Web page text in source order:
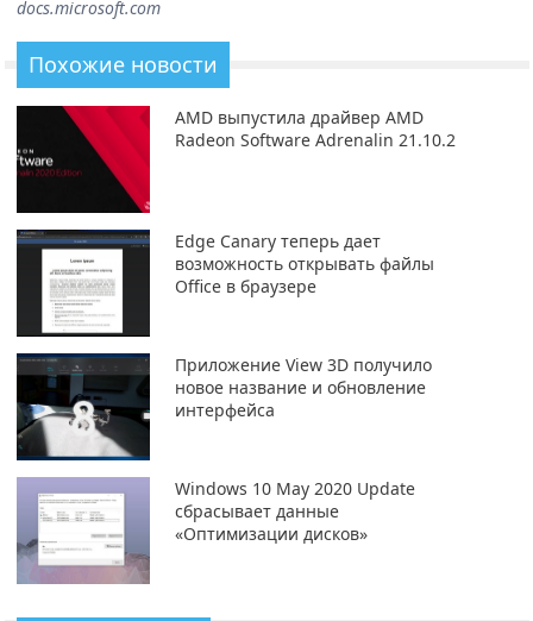
docs.microsoft.com
Похожие новости
AMD выпустила драйвер AMD
Radeon Software Adrenalin 21.10.2
Edge Canary теперь дает
возможность открывать файлы
Office в браузере
Приложение View 3D получило
новое название и обновление
интерфейса
Windows 10 May 2020 Update
сбрасывает данные
«Оптимизации дисков»